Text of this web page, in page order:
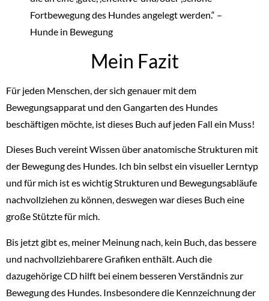
Fortbewegung des Hundes angelegt werden.“ –
Hunde in Bewegung
Mein Fazit
Für jeden Menschen, der sich genauer mit dem
Bewegungsapparat und den Gangarten des Hundes
beschäftigen möchte, ist dieses Buch auf jeden Fall ein Muss!
Dieses Buch vereint Wissen über anatomische Strukturen mit
der Bewegung des Hundes. Ich bin selbst ein visueller Lerntyp
und für mich ist es wichtig Strukturen und Bewegungsabläufe
nachvollziehen zu können, deswegen war dieses Buch eine
große Stützte für mich.
Bis jetzt gibt es, meiner Meinung nach, kein Buch, das bessere
und nachvollziehbarere Grafiken enthält. Auch die
dazugehörige CD hilft bei einem besseren Verständnis zur
Bewegung des Hundes. Insbesondere die Kennzeichnung der